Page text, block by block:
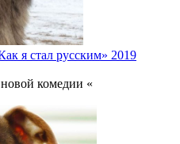
я стал русским» 2019
комедии «